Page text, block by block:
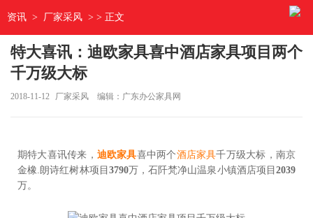
资讯 > 厂家采风 > > 正文
特大喜讯：迪欧家具喜中酒店家具项目两个
千万级大标
2018-11-12 厂家采风 编辑：广东办公家具网
期特大喜讯传来， 迪欧家具喜中两个酒店家具千万级大标，南京
金橡.朗诗红树林项目 3790万，石阡梵净山温泉小镇酒店项目2039
万。